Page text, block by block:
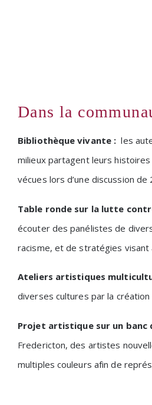
Dans la
Bibliothèque vivante : les
milieux partagent leurs
vécues lors d’une discussion de
Table ronde sur la lutte
écouter des panélistes de
racisme, et de stratégies visant
Ateliers artistiques
diverses cultures par la
Projet artistique sur un banc
Fredericton, des artistes
multiples couleurs afin de